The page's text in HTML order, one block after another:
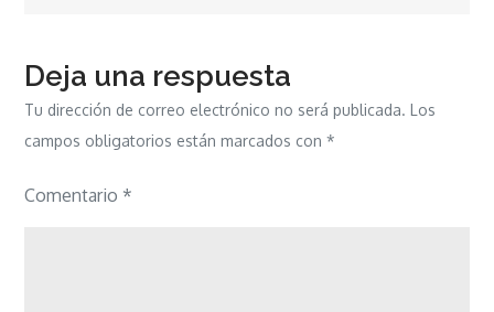
Deja una respuesta
Tu dirección de correo electrónico no será publicada. Los
campos obligatorios están marcados con*
Comentario *